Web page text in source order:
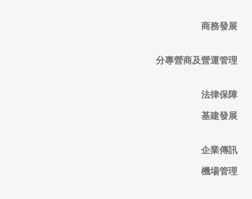
商務發展
分專營商及營運管理
法律保障
基建發展
企業傳訊
機場管理